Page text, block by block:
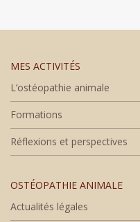
MES ACTIVITÉS
L’ostéopathie animale
Formations
Réflexions et perspectives
OSTÉOPATHIE ANIMALE
Actualités légales